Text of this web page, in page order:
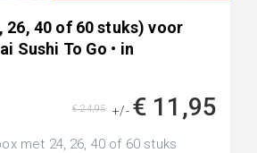
26, 40 of 60 stuks) voor
Sushi To Go • in
+/- € 11,95
€ 24,95
met 24, 26, 40 of 60 stuks